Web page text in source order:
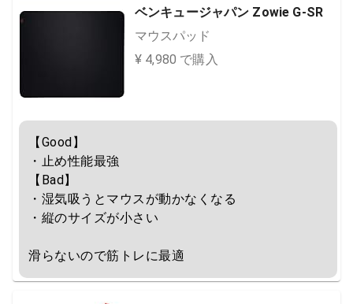
ベンキュージャパン Zowie G-SR
マウスパッド
¥ 4,980 で購入
【Good】
・止め性能最強
【Bad】
・湿気吸うとマウスが動かなくなる
・縦のサイズが小さい
滑らないので筋トレに最適